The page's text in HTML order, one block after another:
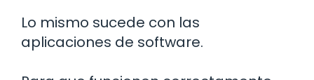
Lo mismo sucede con las
aplicaciones de software.